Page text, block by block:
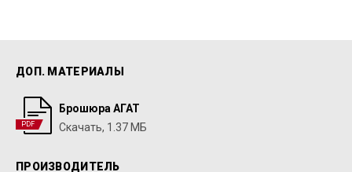
ДОП. МАТЕРИАЛЫ
Брошюра АГАТ
Скачать, 1.37 МБ
PDF
ПРОИЗВОДИТЕЛЬ